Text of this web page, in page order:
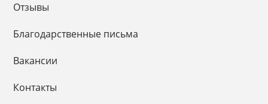
Отзывы
Благодарственные письма
Вакансии
Контакты